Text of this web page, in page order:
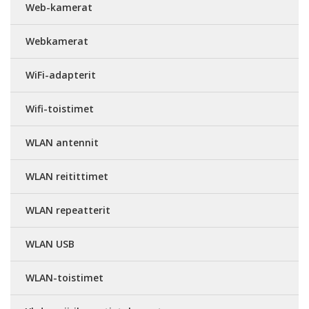
Web-kamerat
Webkamerat
WiFi-adapterit
Wifi-toistimet
WLAN antennit
WLAN reitittimet
WLAN repeatterit
WLAN USB
WLAN-toistimet